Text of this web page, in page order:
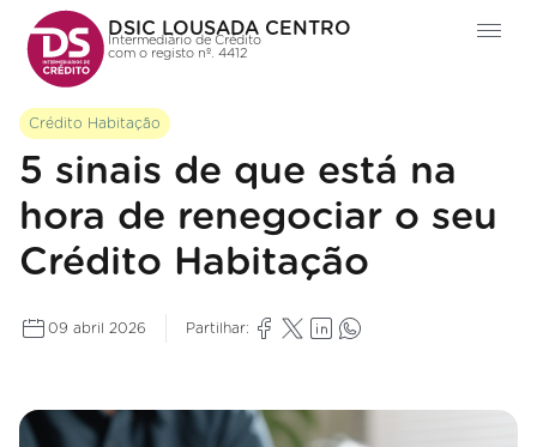
DSIC LOUSADA CENTRO
Intermediário de Crédito
com o registo nº. 4412
Crédito Habitação
5 sinais de que está na
hora de renegociar o seu
Crédito Habitação
09 abril 2026 Partilhar: